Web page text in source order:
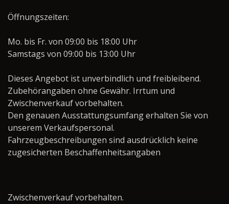
Öffnungszeiten:
Mo. bis Fr. von 09:00 bis 18:00 Uhr
Samstags von 09:00 bis 13:00 Uhr
Dieses Angebot ist unverbindlich und freibleibend.
Zubehörangaben ohne Gewähr. Irrtum und
Zwischenverkauf vorbehalten.
Den genauen Ausstattungsumfang erhalten Sie von
unserem Verkaufspersonal.
Fahrzeugbeschreibungen sind ausdrücklich keine
zugesicherten Beschaffenheitsangaben
Zwischenverkauf vorbehalten.